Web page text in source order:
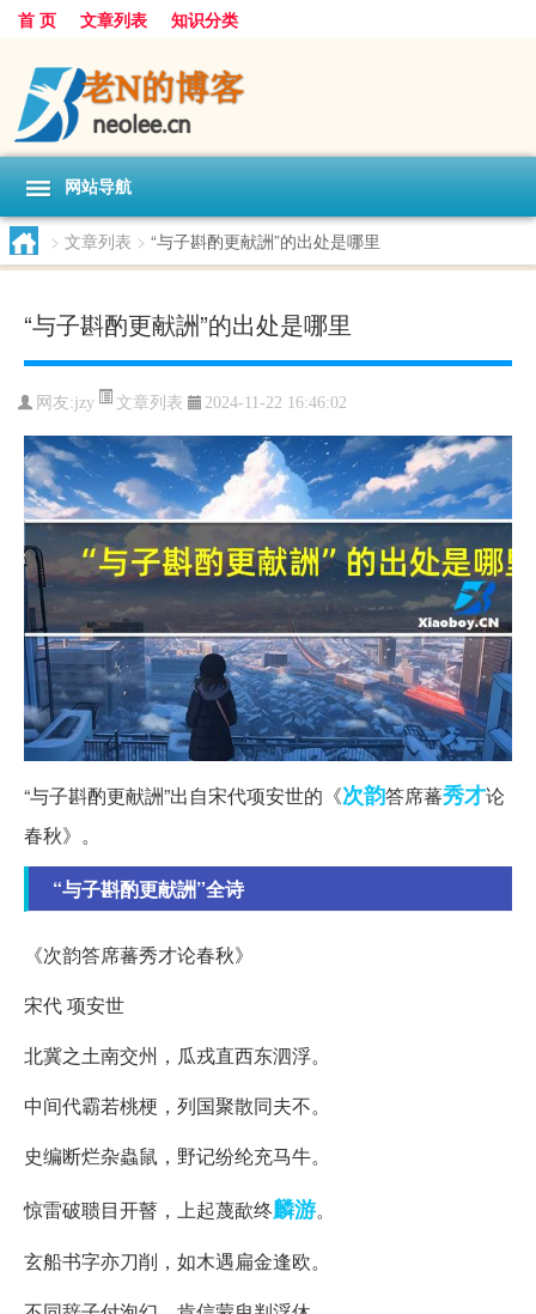
首 页 文章列表 知识分类
网站导航
> 文章列表 > “与子斟酌更献詶”的出处是哪里
“与子斟酌更献詶”的出处是哪里
网友:jzy 文章列表 2024-11-22 16:46:02
“与子斟酌更献詶”出自宋代项安世的《次韵答席蕃秀才论
春秋》。
“与子斟酌更献詶”全诗
《次韵答席蕃秀才论春秋》
宋代 项安世
北冀之土南交州，瓜戎直西东泗浮。
中间代霸若桃梗，列国聚散同夫不。
史编断烂杂蟲鼠，野记纷纶充马牛。
惊雷破聩目开瞽，上起蔑歃终麟游。
玄船书字亦刀削，如木遇扁金逢欧。